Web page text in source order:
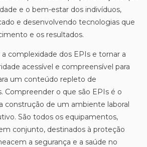
e o bem-estar dos indivíduos,
e desenvolvendo tecnologias que
e os resultados.
complexidade dos EPIs e tornar a
acessível e compreensível para
um conteúdo repleto de
Compreender o que são EPIs é o
construção de um ambiente laboral
São todos os equipamentos,
conjunto, destinados à proteção
a segurança e a saúde no